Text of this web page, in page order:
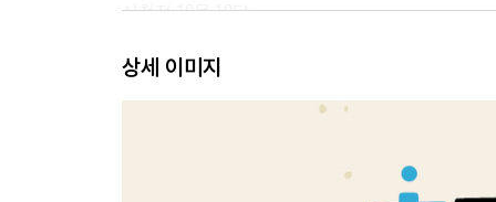
심청전 10문 10답
2. 심청이 한 일은 효일까요?
3. 심청은 어떤 딸인가요?
6. 왜 용궁과 옥황상제가 나올까요?
상세 이미지